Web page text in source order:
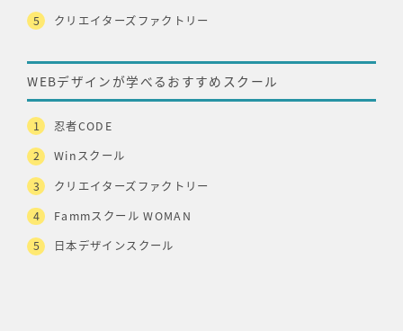
クリエイターズファクトリー
WEBデザインが学べるおすすめスクール
忍者CODE
Winスクール
クリエイターズファクトリー
Fammスクール WOMAN
日本デザインスクール